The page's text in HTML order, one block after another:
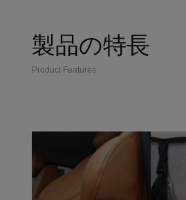
製品の特長
Product Features